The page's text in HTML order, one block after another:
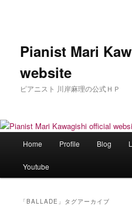
移
動
動
Pianist Mari
website
ピアニスト 川岸麻理の公式ＨＰ
メ
Home Profile Blog
Youtube
「BALLADE 」タグアーカイブ